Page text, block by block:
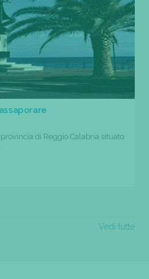
di Reggio Calabria situato
Vedi tutte